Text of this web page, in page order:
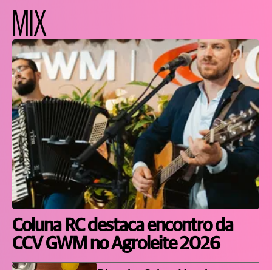
MIX
Coluna RC destaca encontro da
CCV GWM no Agroleite 2026